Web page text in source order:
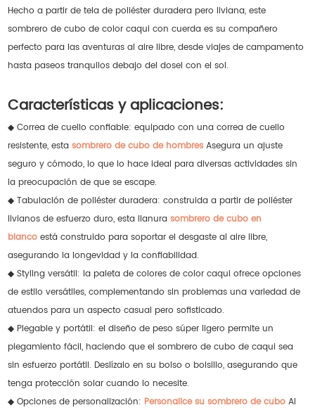
Hecho a partir de tela de poliéster duradera pero liviana, este
sombrero de cubo de color caqui con cuerda es su compañero
perfecto para las aventuras al aire libre, desde viajes de campamento
hasta paseos tranquilos debajo del dosel con el sol.
Características y aplicaciones:
◆ Correa de cuello confiable: equipado con una correa de cuello
resistente, estasombrero de cubo de hombres Asegura un ajuste
seguro y cómodo, lo que lo hace ideal para diversas actividades sin
la preocupación de que se escape.
◆ Tabulación de poliéster duradera: construida a partir de poliéster
livianos de esfuerzo duro, esta llanurasombrero de cubo en
blanco está construido para soportar el desgaste al aire libre,
asegurando la longevidad y la confiabilidad.
◆ Styling versátil: la paleta de colores de color caqui ofrece opciones
de estilo versátiles, complementando sin problemas una variedad de
atuendos para un aspecto casual pero sofisticado.
◆ Plegable y portátil: el diseño de peso súper ligero permite un
plegamiento fácil, haciendo que el sombrero de cubo de caqui sea
sin esfuerzo portátil. Deslízalo en su bolso o bolsillo, asegurando que
tenga protección solar cuando lo necesite.
◆ Opciones de personalización: Personalice su sombrero de cubo Al